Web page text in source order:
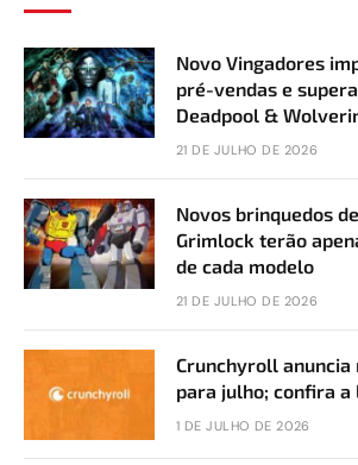
Novo Vingadores
pré-vendas e
Deadpool &
21 DE JULHO DE 2026
Novos brinquedos
Grimlock terão
de cada modelo
21 DE JULHO DE 2026
Crunchyroll anuncia
para julho; confira
1 DE JULHO DE 2026